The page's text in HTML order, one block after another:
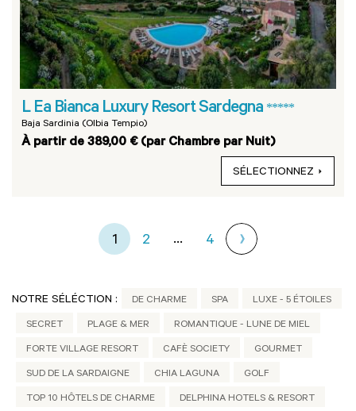
L Ea Bianca Luxury Resort Sardegna *****
Baja Sardinia (Olbia Tempio)
À partir de 389,00 € (par Chambre par Nuit)
SÉLECTIONNEZ
1 2 ... 4
NOTRE SÉLÉCTION : DE CHARME SPA LUXE - 5 ÉTOILES
SECRET PLAGE & MER ROMANTIQUE - LUNE DE MIEL
FORTE VILLAGE RESORT CAFÈ SOCIETY GOURMET
SUD DE LA SARDAIGNE CHIA LAGUNA GOLF
TOP 10 HÔTELS DE CHARME DELPHINA HOTELS & RESORT